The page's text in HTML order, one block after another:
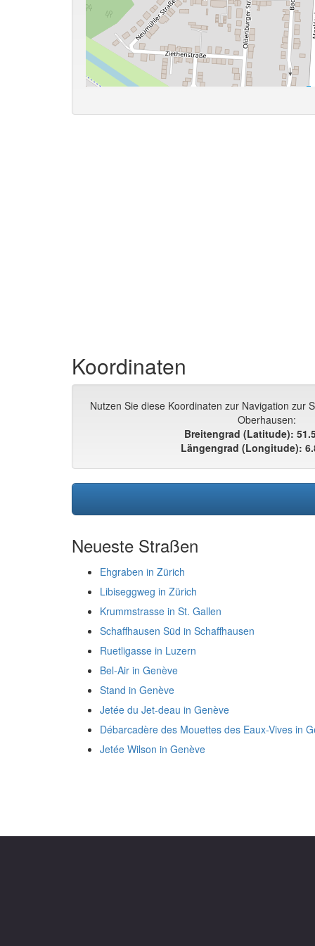
Koordinaten
Nutzen Sie diese Koordinaten zur Navigation zur
Oberhausen:
Breitengrad (Latitude):
Längengrad (Longitude):
Neueste Straßen
Ehgraben in Zürich
Libiseggweg in Zürich
Krummstrasse in St. Gallen
Schaffhausen Süd in Schaffhausen
Ruetligasse in Luzern
Bel-Air in Genève
Stand in Genève
Jetée du Jet-deau in Genève
Débarcadère des Mouettes des Eaux-Vives in
Jetée Wilson in Genève